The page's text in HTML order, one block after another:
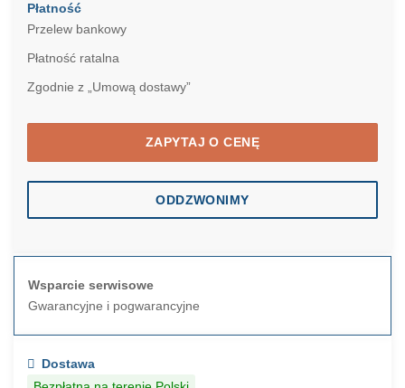
Płatność
Przelew bankowy
Płatność ratalna
Zgodnie z „Umową dostawy”
ZAPYTAJ O CENĘ
ODDZWONIMY
Wsparcie serwisowe
Gwarancyjne i pogwarancyjne
Dostawa